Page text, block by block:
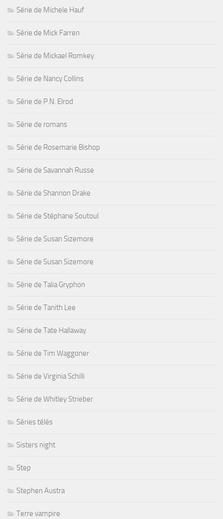
Série de Michele Hauf
Série de Mick Farren
Série de Mickael Romkey
Série de Nancy Collins
Série de P.N. Elrod
Série de romans
Série de Rosemarie Bishop
Série de Savannah Russe
Série de Shannon Drake
Série de Stéphane Soutoul
Série de Susan Sizemore
Série de Susan Sizemore
Série de Talia Gryphon
Série de Tanith Lee
Série de Tate Hallaway
Série de Tim Waggoner
Série de Virginia Schilli
Série de Whitley Strieber
Séries télés
Sisters night
Step
Stephen Austra
Terre vampire